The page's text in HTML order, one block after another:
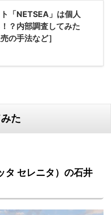
「NETSEA」は個人
？内部調査してみた
の手法など］
た
セレニタ）の石井